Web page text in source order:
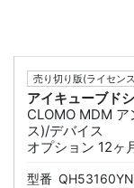
売り切り版(ライセン
アイキューブド
CLOMO MDM
ス)/デバイス
オプション 12ヶ
型番